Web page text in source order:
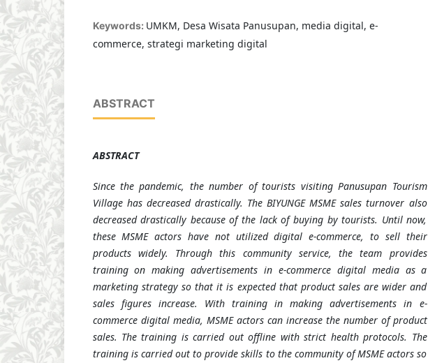
Keywords: UMKM, Desa Wisata Panusupan, media digital, e-
commerce, strategi marketing digital
ABSTRACT
ABSTRACT
Since the pandemic, the number of tourists visiting Panusupan Tourism
Village has decreased drastically. The BIYUNGE MSME sales turnover also
decreased drastically because of the lack of buying by tourists. Until now,
these MSME actors have not utilized digital e-commerce, to sell their
products widely. Through this community service, the team provides
training on making advertisements in e-commerce digital media as a
marketing strategy so that it is expected that product sales are wider and
sales figures increase. With training in making advertisements in e-
commerce digital media, MSME actors can increase the number of product
sales. The training is carried out offline with strict health protocols. The
training is carried out to provide skills to the community of MSME actors so